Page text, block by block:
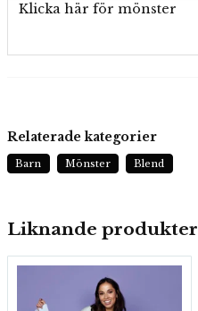
Klicka här för mönster
Liknande produkter
Relaterade kategorier
Barn Mönster Blend